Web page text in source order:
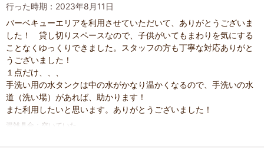
行った時期：2023年8月11日
バーベキューエリアを利用させていただいて、ありがとうございま
した！ 貸し切りスペースなので、子供がいてもまわりを気にする
ことなくゆっくりできました。スタッフの方も丁寧な対応ありがと
うございました！
１点だけ、、、
手洗い用の水タンクは中の水がかなり温かくなるので、手洗いの水
道（洗い場）があれば、助かります！
また利用したいと思います。ありがとうございました！
混雑具合
空いていた
人数：6人～9人